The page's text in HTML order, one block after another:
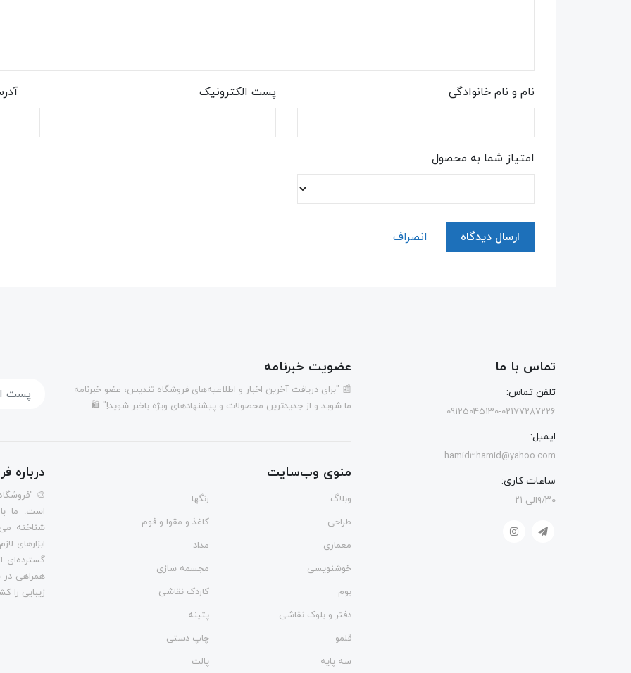
نام و نام خانوادگی پست الکترونیک
امتیاز شما به محصول
ارسال دیدگاه انصراف
تماس با ما
تلفن تماس:
09125045130-02177287226
ایمیل:
hamid3hamid@yahoo.com
ساعات کاری:
۹/۳۰الی ۲۱
عضویت خبرنامه
📰 "برای دریافت آخرین اخبار و اطلاعیه‌های فروشگاه تندیس، عضو خبرنامه
ما شوید و از جدیدترین محصولات و پیشنهادهای ویژه باخبر شوید!" 🛍️
منوی وب‌سایت
وبلاگ
رنگها
طراحی
کاغذ و مقوا و فوم
معماری
مداد
خوشنویسی
مجسمه سازی
بوم
کاردک نقاشی
دفتر و بلوک نقاشی
پتینه
قلمو
چاپ دستی
سه پایه
پالت
درباره
🎨
است. ما
شناخته
ابزارهای
گسترده‌ای
همراهی در
زیبایی را